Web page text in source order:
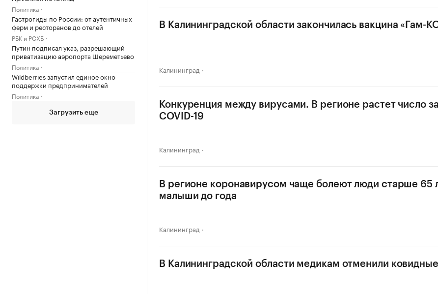
Политика
Гастрогиды по России: от аутентичных
ферм и ресторанов до отелей
РБК и РСХБ
Путин подписал указ, разрешающий
приватизацию аэропорта Шереметьево
Политика
Wildberries запустил единое окно
поддержки предпринимателей
Политика
Загрузить еще
В Калининградской области закончилась вакцина «Гам-
Калининград
Конкуренция между вирусами. В регионе растет число
COVID-19
Калининград
В регионе коронавирусом чаще болеют люди старше 65
малыши до года
Калининград
В Калининградской области медикам отменили